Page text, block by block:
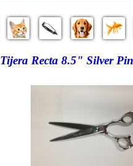
Tijera Recta 8.5" Silver